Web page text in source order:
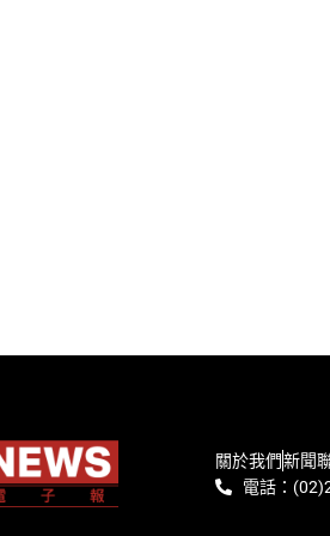
關於我們新聞
電話：